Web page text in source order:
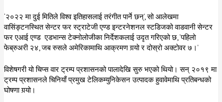
‘२०२२ मा दुई मितिले विश्व इतिहासलाई तरंगीत पार्ने छन्’, सो आलेखमा
वासिंङ्टनस्थित सेन्टर फर स्ट्राटेजी एण्ड इन्टरनेशनल स्टडिजको वाडवानी सेन्टर
फर एआई एण्ड एडभान्स टेक्नोलोजीका निर्देशकलाई उदृत गरिएको छ, ‘पहिलो
फेब्रुअरी २४, जब रुसले अमेरिकामाथि आक्रमण गर्‍यो र दोस्रो अक्टोवर ७।’
विशेषगरी यो चिप्स वार ट्रम्प प्रशासनको पालादेखि सुरु भएको थियो। सन् २०१९ मा
ट्रम्प प्रशासनले चिनियाँ प्रमुख टेलिकम्युनिकेसन उत्पादक हुवावेमाथि प्रतिबन्धको
घोषणा गर्‍यो।